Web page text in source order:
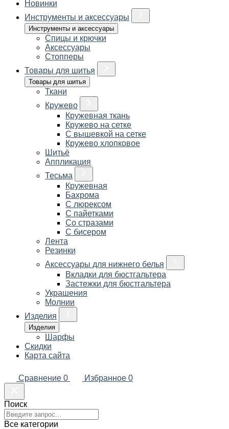
Новинки
Инструменты и аксессуары
Инструменты и аксессуары
Спицы и крючки
Аксессуары
Стопперы
Товары для шитья
Товары для шитья
Ткани
Кружево
Кружевная ткань
Кружево на сетке
С вышевкой на сетке
Кружево хлопковое
Шитьё
Аппликация
Тесьма
Кружевная
Бахрома
С люрексом
С пайетками
Со стразами
С бисером
Лента
Резинки
Аксессуары для нижнего белья
Вкладки для бюстгальтера
Застежки для бюстгальтера
Украшения
Молнии
Изделия
Изделия
Шарфы
Скидки
Карта сайта
Сравнение 0 Избранное 0
Поиск
Все категории